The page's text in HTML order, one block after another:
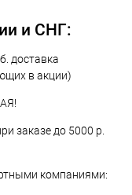
и СНГ:
доставка
в акции)
заказе до 5000 р.
компаниями: